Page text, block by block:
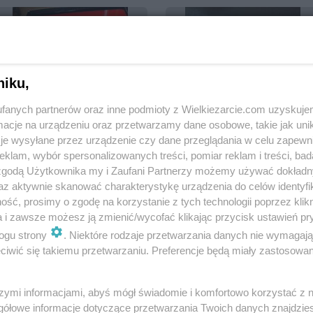
zeszytu teściowej
2.5k 4 0
Kopytka z marchewką
1.5k 1
mania233
Pierogi z soczewicą i
boczkiem
Pasta na kanapki z serem
białym
partnerów oraz inne podmioty z Wielkiezarcie.com
na urządzeniu oraz przetwarzamy dane osobowe, takie jak
wysyłane przez urządzenie czy dane przeglądania w celu
wybór spersonalizowanych treści, pomiar reklam i treści,
Użytkownika my i Zaufani Partnerzy możemy używać
aktywnie skanować charakterystykę urządzenia do celów
prosimy o zgodę na korzystanie z tych technologii poprzez
i zawsze możesz ją zmienić/wycofać klikając przycisk ustawień
strony
. Niektóre rodzaje przetwarzania danych nie
się takiemu przetwarzaniu. Preferencje będą miały
informacjami, abyś mógł świadomie i komfortowo korzystać z
informacje dotyczące przetwarzania Twoich danych